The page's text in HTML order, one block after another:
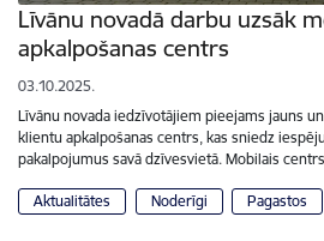
Līvānu novadā darbu uzsāk
apkalpošanas centrs
03.10.2025.
Līvānu novada iedzīvotājiem pieejams jauns
klientu apkalpošanas centrs, kas sniedz
pakalpojumus savā dzīvesvietā. Mobilais
Aktualitātes Noderīgi Pagastos